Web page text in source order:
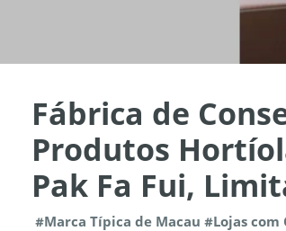
Fábrica de
Produtos
Pak Fa Fui,
#Marca Típica de Macau #Lojas